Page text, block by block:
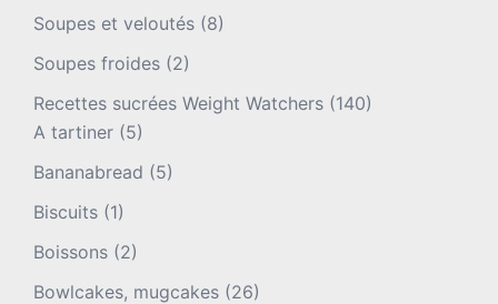
Soupes et veloutés (8)
Soupes froides (2)
Recettes sucrées Weight Watchers (140)
A tartiner (5)
Bananabread (5)
Biscuits (1)
Boissons (2)
Bowlcakes, mugcakes (26)